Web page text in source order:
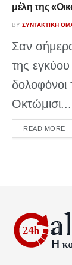
μέλη της
BY ΣΥΝΤΑΚΤΙΚΉ
Σαν
της εγκύου
δολοφόνοι
Οκτώμισι...
READ MORE